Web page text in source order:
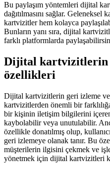
Bu paylaşım yöntemleri dijital
dağıtılmasını sağlar.
kartvizitler hem kolayca
Bunların yanı sıra, dijital
farklı platformlarda
Dijital kartvizitlerin
özellikleri
Dijital kartvizitlerin geri izleme
kartvizitlerden önemli bir
bir kişinin iletişim bilgilerini içeren
kaybolabilir veya unutulabilir.
özellikle donatılmış olup,
geri izlemeye olanak tanır. Bu
müşterilerin ilgisini çekmek ve
yönetmek için dijital kartvizitleri